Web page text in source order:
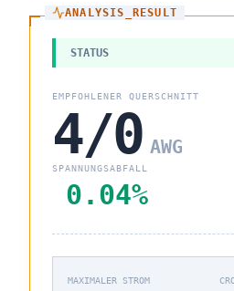
ANALYSIS_RESULT
STATUS
EMPFOHLENER QUERSCHNITT
4/0 AWG
SPANNUNGSABFALL
0.04%
MAXIMALER STROM